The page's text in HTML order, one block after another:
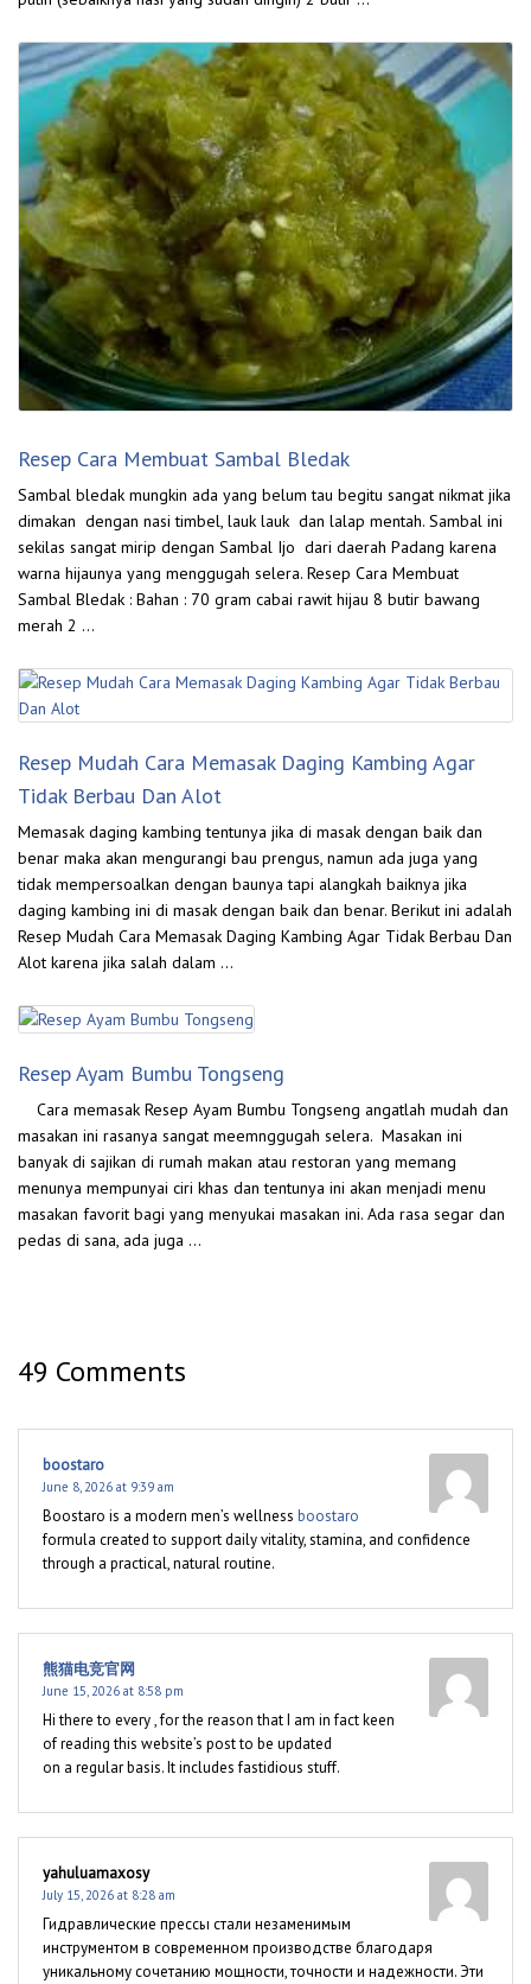
Resep Cara Membuat Sambal Bledak
Sambal bledak mungkin ada yang belum tau begitu sangat nikmat jika
dimakan dengan nasi timbel, lauk lauk dan lalap mentah. Sambal ini
sekilas sangat mirip dengan Sambal Ijo dari daerah Padang karena
warna hijaunya yang menggugah selera. Resep Cara Membuat
Sambal Bledak : Bahan : 70 gram cabai rawit hijau 8 butir bawang
merah 2 …
Resep Mudah Cara Memasak Daging Kambing Agar
Tidak Berbau Dan Alot
Memasak daging kambing tentunya jika di masak dengan baik dan
benar maka akan mengurangi bau prengus, namun ada juga yang
tidak mempersoalkan dengan baunya tapi alangkah baiknya jika
daging kambing ini di masak dengan baik dan benar. Berikut ini adalah
Resep Mudah Cara Memasak Daging Kambing Agar Tidak Berbau Dan
Alot karena jika salah dalam …
Resep Ayam Bumbu Tongseng
Cara memasak Resep Ayam Bumbu Tongseng angatlah mudah dan
masakan ini rasanya sangat meemnggugah selera. Masakan ini
banyak di sajikan di rumah makan atau restoran yang memang
menunya mempunyai ciri khas dan tentunya ini akan menjadi menu
masakan favorit bagi yang menyukai masakan ini. Ada rasa segar dan
pedas di sana, ada juga …
49 Comments
boostaro
June 8, 2026 at 9:39 am
Boostaro is a modern men’s wellness boostaro
formula created to support daily vitality, stamina, and confidence
through a practical, natural routine.
熊猫电竞官网
June 15, 2026 at 8:58 pm
Hi there to every , for the reason that I am in fact keen
of reading this website’s post to be updated
on a regular basis. It includes fastidious stuff.
yahuluamaxosy
July 15, 2026 at 8:28 am
Гидравлические прессы стали незаменимым
инструментом в современном производстве благодаря
уникальному сочетанию мощности, точности и надежности. Эти